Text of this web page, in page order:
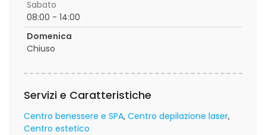
Sabato
08:00 - 14:00
Domenica
Chiuso
Servizi e Caratteristiche
Centro benessere e SPA Centro depilazione laser
Centro estetico